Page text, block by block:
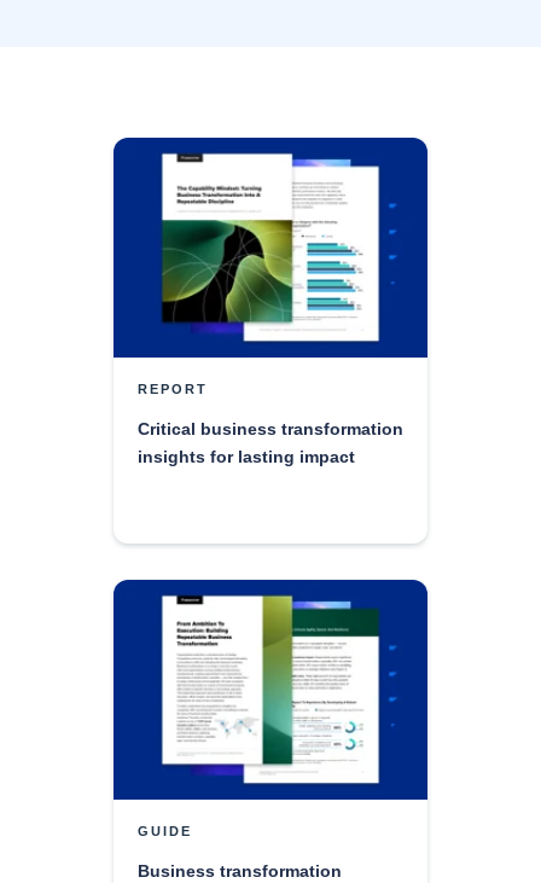
REPORT
Critical business transformation
insights for lasting impact
GUIDE
Business transformation